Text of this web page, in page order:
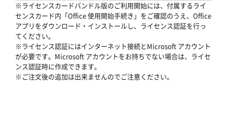
※ライセンスカードバンドル版のご利用開始には、付属するライ
センスカード内「Office 使用開始手続き」をご確認のうえ、Office
アプリをダウンロード・インストールし、ライセンス認証を行っ
てください。
※ライセンス認証にはインターネット接続とMicrosoft アカウント
が必要です。Microsoft アカウントをお持ちでない場合は、ライセ
ンス認証時に作成できます。
※ご注文後の追加は出来ませんのでご注意ください。